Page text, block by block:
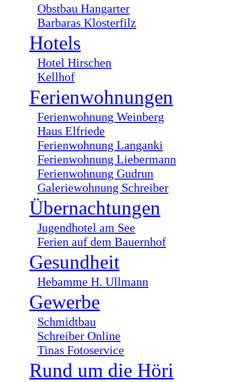
Obstbau Hangarter
Barbaras Klosterfilz
Hotels
Hotel Hirschen
Kellhof
Ferienwohnungen
Ferienwohnung Weinberg
Haus Elfriede
Ferienwohnung Langanki
Ferienwohnung Liebermann
Ferienwohnung Gudrun
Galeriewohnung Schreiber
Übernachtungen
Jugendhotel am See
Ferien auf dem Bauernhof
Gesundheit
Hebamme H. Ullmann
Gewerbe
Schmidtbau
Schreiber Online
Tinas Fotoservice
Rund um die Höri